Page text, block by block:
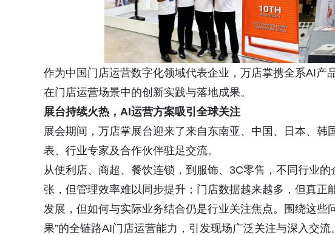
作为中国门店运营数字化领域代表企业，万店掌携全系AI产
在门店运营场景中的创新实践与落地成果。
展台持续火热，AI运营方案吸引全球关注
展会期间，万店掌展台迎来了来自东南亚、中国、日本、
表、行业专家及合作伙伴驻足交流。
从便利店、商超、餐饮连锁，到服饰、3C零售，不同行业
张，但管理效率难以同步提升；门店数据越来越多，但真正
发展，但如何与实际业务结合仍是行业关注焦点。围绕这些
果”的全链路AI门店运营能力，引发现场广泛关注与深入交流。